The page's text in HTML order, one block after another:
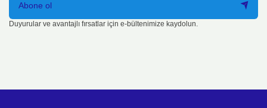
Abone ol
Duyurular ve avantajlı fırsatlar için e-bültenimize kaydolun.